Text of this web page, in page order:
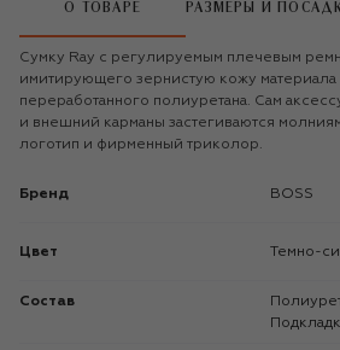
О ТОВАРЕ РАЗМЕРЫ И
Сумку Ray с регулируемым плечевым
имитирующего зернистую кожу материала
переработанного полиуретана. Сам
и внешний карманы застегиваются
логотип и фирменный триколор.
Бренд BOSS
Цвет Темно-
Состав
Полиуретан: 70%; Текстиль: 30%;